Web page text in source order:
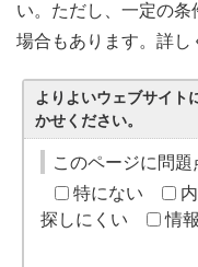
い。ただし、一定の
場合もあります。詳し
よりよいウェブサイト
かせください。
このページに問
特にない
探しにくい
情